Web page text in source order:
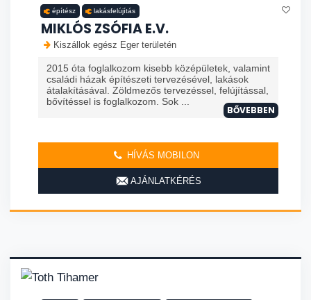
építész lakásfelújítás
MIKLÓS ZSÓFIA E.V.
Kiszállok egész Eger területén
2015 óta foglalkozom kisebb középületek, valamint
családi házak építészeti tervezésével, lakások
átalakításával. Zöldmezős tervezéssel, felújítással,
bővítéssel is foglalkozom. Sok ...
BŐVEBBEN
HÍVÁS MOBILON
AJÁNLATKÉRÉS